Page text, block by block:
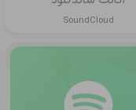
SoundCloud